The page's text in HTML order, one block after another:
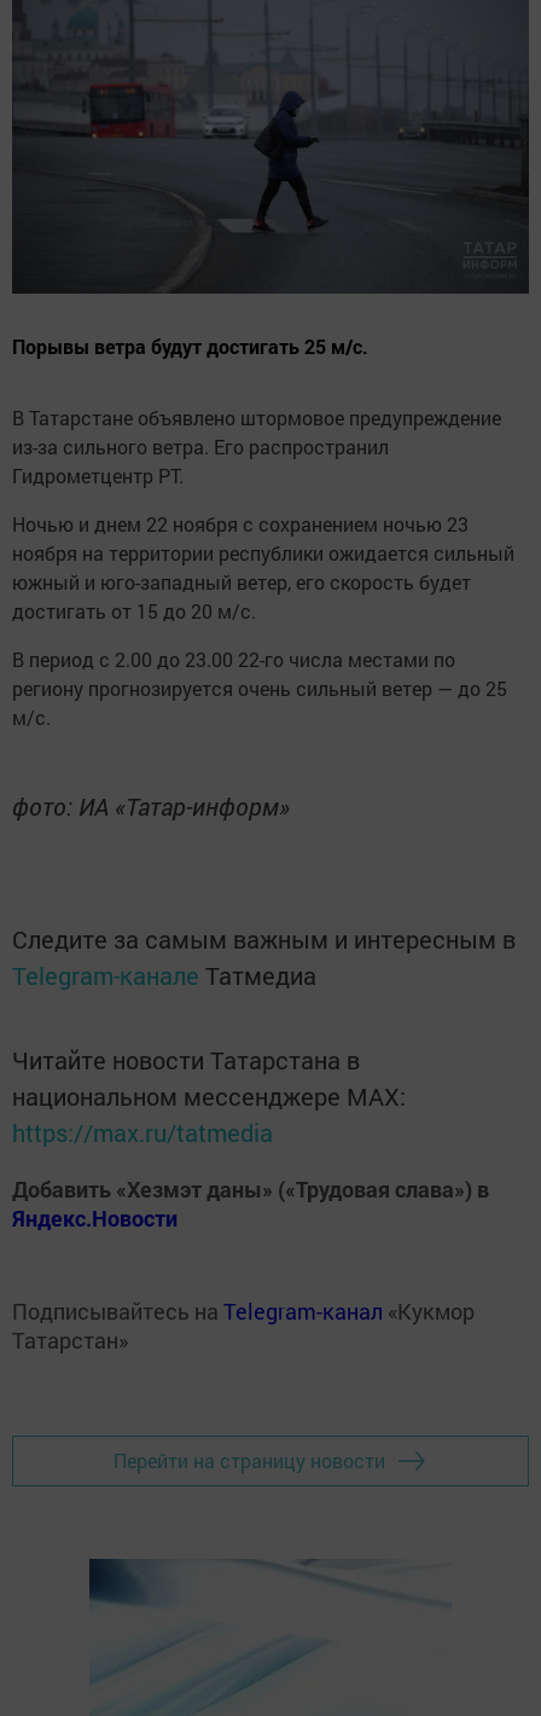
Порывы ветра будут достигать 25 м/с.
В Татарстане объявлено штормовое предупреждение
из-за сильного ветра. Его распространил
Гидрометцентр РТ.
Ночью и днем 22 ноября с сохранением ночью 23
ноября на территории республики ожидается сильный
южный и юго-западный ветер, его скорость будет
достигать от 15 до 20 м/с.
В период с 2.00 до 23.00 22-го числа местами по
региону прогнозируется очень сильный ветер — до 25
м/с.
фото: ИА «Татар-информ»
Следите за самым важным и интересным в
Telegram-канале Татмедиа
Читайте новости Татарстана в
национальном мессенджере MАХ:
https://max.ru/tatmedia
Добавить «Хезмэт даны» («Трудовая слава») в
Яндекс.Новости
Подписывайтесь на Telegram-канал «Кукмор
Татарстан»
Перейти на страницу новости